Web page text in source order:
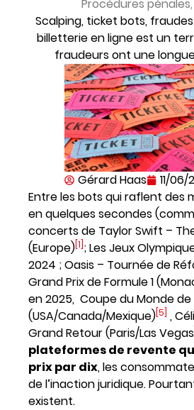
Procédures pénales,
Scalping, ticket bots,
billetterie en ligne est un
fraudeurs ont une
Gérard Haas 11/06/
Entre les bots qui raflent des
en quelques secondes
concerts de Taylor Swift –
(Europe) [1] ; Les Jeux
2024 ; Oasis – Tournée de
Grand Prix de Formule 1
en 2025, Coupe du Monde de
(USA/Canada/Mexique) [5] ,
Grand Retour (Paris/Las
plateformes de revente
prix par dix, les
de l’inaction juridique.
existent.